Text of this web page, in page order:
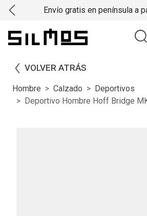
Envío gratis en península a
VOLVER ATRÁS
Hombre Calzado
Deportivos
Deportivo Hombre Hoff Bridge